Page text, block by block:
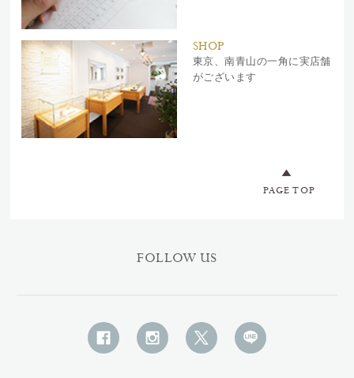
SHOP
東京、南青山の一角に実店舗
がございます
PAGE TOP
FOLLOW US